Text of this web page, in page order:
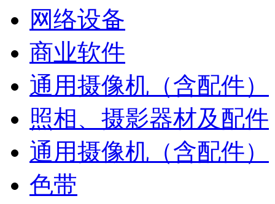
网络设备
商业软件
通用摄像机（含配件）
照相、摄影器材及配件
通用摄像机（含配件）
色带